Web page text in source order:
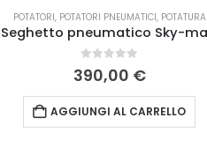
POTATORI, POTATORI PNEUMATICI, POTATURA
0Su 5
390,00 €
AGGIUNGI AL CARRELLO